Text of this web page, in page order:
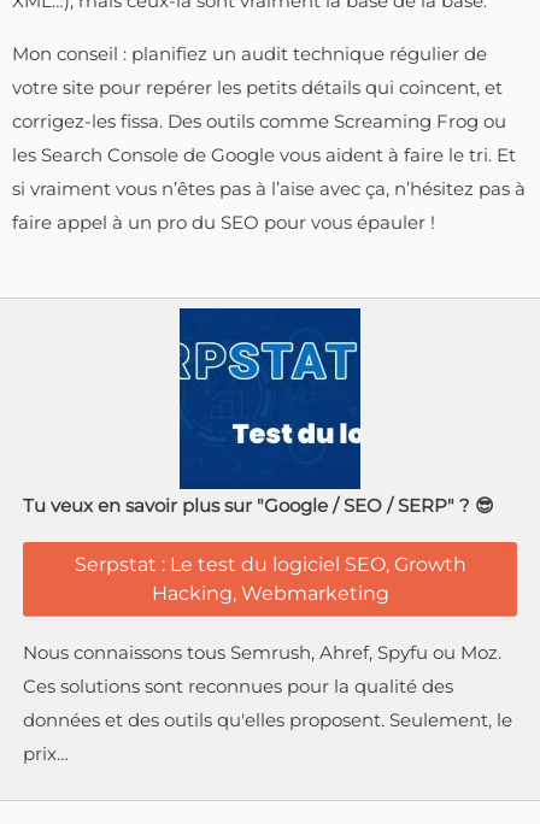
Mon conseil : planifiez un audit technique régulier de
votre site pour repérer les petits détails qui coincent, et
corrigez-les fissa. Des outils comme Screaming Frog ou
les Search Console de Google vous aident à faire le tri. Et
si vraiment vous n’êtes pas à l’aise avec ça, n’hésitez pas à
faire appel à un pro du SEO pour vous épauler !
Tu veux en savoir plus sur "Google / SEO / SERP" ? 😎
Serpstat : Le test du logiciel SEO, Growth
Hacking, Webmarketing
Nous connaissons tous Semrush, Ahref, Spyfu ou Moz.
Ces solutions sont reconnues pour la qualité des
données et des outils qu'elles proposent. Seulement, le
prix…